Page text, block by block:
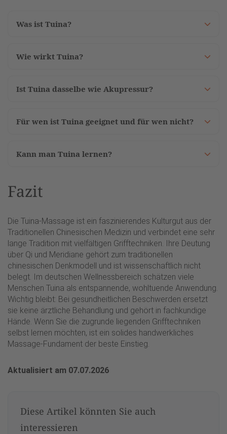
Was ist Tuina?
Wie wirkt Tuina?
Ist Tuina dasselbe wie Akupressur?
Für wen ist Tuina geeignet und für wen nicht?
Kann man Tuina lernen?
Fazit
Die Tuina-Massage ist ein faszinierendes Kulturgut aus der
Traditionellen Chinesischen Medizin und verbindet eine sehr
lange Tradition mit vielfältigen Grifftechniken. Ihre Deutung
über Qi und Meridiane gehört zum traditionellen
chinesischen Denkmodell und ist wissenschaftlich nicht
belegt. Im deutschen Wellnessbereich schätzen viele
Menschen Tuina als entspannende, wohltuende Anwendung.
Wichtig bleibt: Bei gesundheitlichen Beschwerden ersetzt
sie keine ärztliche Behandlung und gehört in fachkundige
Hände. Wenn Sie die zugrunde liegenden Grifftechniken
selbst lernen möchten, ist ein solides handwerkliches
Massage-Fundament der beste Einstieg.
Aktualisiert am 07.07.2026
Diese Artikel könnten Sie auch
interessieren